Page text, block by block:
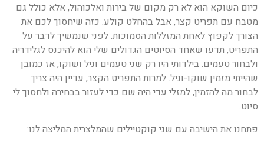
כיום השוקא הוא לא רק מקום של בירות ואלכוהול, אלא כולל גם
מטבח עם תפריט קצר, אבל בהחלט קולע. כזה שיחסוך לכם את
הצורך לקפוץ לאחת המזללות הסמוכות. לפני שנמשיך לדבר על
התפריט, תדעו שאחד הסיוטים הגדולים שלי הוא להיכנס לגלידריה
ולבחור טעמים. בילדותי היו רק שני טעמים וניל ושוקו, אז כמובן
שהייתי מזמין שוקו-וניל. למרות התפריט הקצר, עדיין היה צריך
לבחור מה להזמין, למזלי עדי היה שם כדי לעזור בבחירה ולחסוך לי
סיוט.
פתחנו את הישיבה עם שני קוקטיילים שהמלצרית המליצה לנו: